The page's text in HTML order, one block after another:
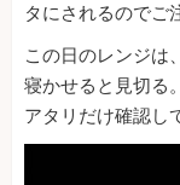
タにされるのでご
この日のレンジは
寝かせると見切る
アタリだけ確認し